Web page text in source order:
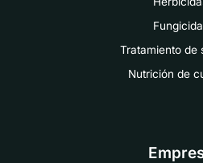
Tratamiento de
Nutrición de